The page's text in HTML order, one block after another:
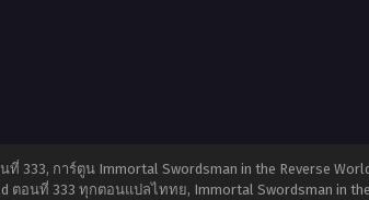
ที่ 333, การ์ตูน Immortal Swordsman in the Reverse
ตอนที่ 333 ทุกตอนแปลไททย, Immortal Swordsman in